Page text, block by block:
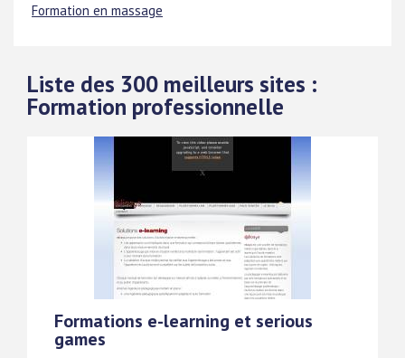
Formation en massage
Liste des 300 meilleurs sites :
Formation professionnelle
Formations e-learning et serious
games